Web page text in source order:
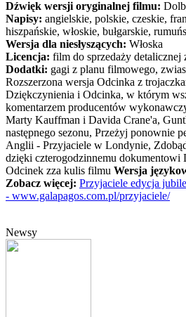
Dźwięk wersji oryginalnej filmu:
Napisy: angielskie, polskie, czeskie,
hiszpańskie, włoskie, bułgarskie,
Wersja dla niesłyszących: Włoska
Licencja: film do sprzedaży
Dodatki: gagi z planu filmowego,
Rozszerzona wersja Odcinka z
Dziękczynienia i Odcinka, w którym
komentarzem producentów
Marty Kauffman i Davida Crane'a,
następnego sezonu, Przeżyj ponownie
Anglii - Przyjaciele w Londynie,
dzięki czterogodzinnemu dokumentowi
Odcinek zza kulis filmu Wersja
Zobacz więcej: Przyjaciele edycja
- www.galapagos.com.pl/przyjaciele/
Newsy